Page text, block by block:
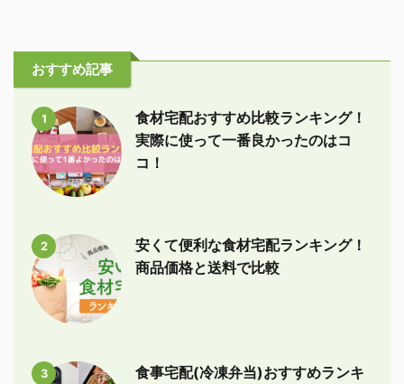
おすすめ記事
1
食材宅配おすすめ比較ランキング！
実際に使って一番良かったのはコ
コ！
2
安くて便利な食材宅配ランキング！
商品価格と送料で比較
3
食事宅配(冷凍弁当)おすすめランキ